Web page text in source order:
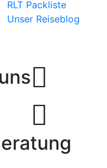
RLT Packliste
Unser Reiseblog